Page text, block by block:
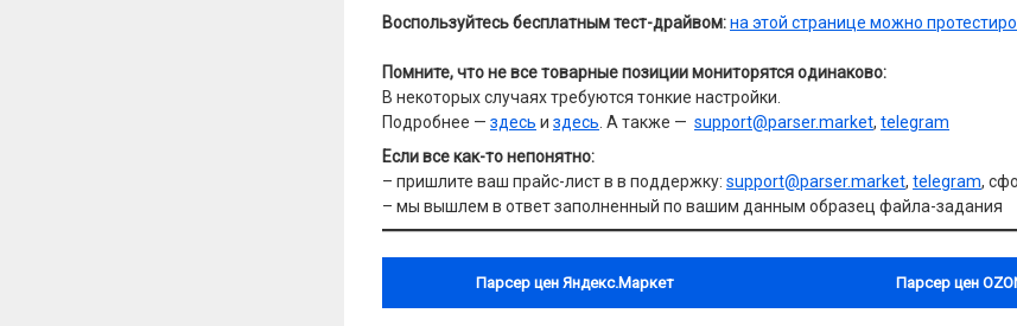
Воспользуйтесь бесплатным тест-драйвом:на этой странице можно
Помните, что не все товарные позиции мониторятся одинаково:
В некоторых случаях требуются тонкие настройки.
Подробнее —здесь издесь . А также —support@parser.market,telegram
Если все как-то непонятно:
– пришлите ваш прайс-лист в в поддержку:support@parser.market,telegram,
– мы вышлем в ответ заполненный по вашим данным образец файла-задания
Парсер цен Яндекс.Маркет Парсер цен